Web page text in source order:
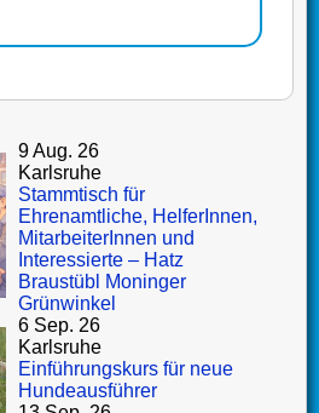
9 Aug. 26
Karlsruhe
Stammtisch für
Ehrenamtliche, HelferInnen,
MitarbeiterInnen und
Interessierte – Hatz
Braustübl Moninger
Grünwinkel
6 Sep. 26
Karlsruhe
Einführungskurs für neue
Hundeausführer